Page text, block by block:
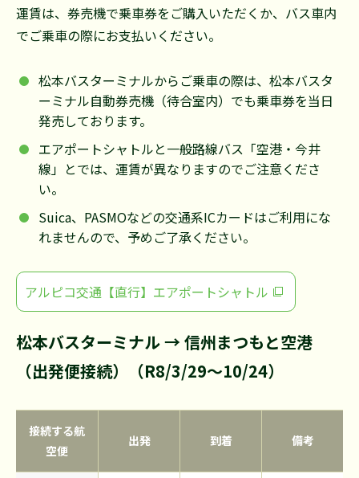
運賃は、券売機で乗車券をご購入いただくか、バス車内
でご乗車の際にお支払いください。
松本バスターミナルからご乗車の際は、松本バスタ
ーミナル自動券売機（待合室内）でも乗車券を当日
発売しております。
エアポートシャトルと一般路線バス「空港・今井
線」とでは、運賃が異なりますのでご注意くださ
い。
Suica、PASMOなどの交通系ICカードはご利用にな
れませんので、予めご了承ください。
アルピコ交通【直行】エアポートシャトル
松本バスターミナル → 信州まつもと空港
（出発便接続）（R8/3/29～10/24）
接続する航
空便
出発 到着 備考